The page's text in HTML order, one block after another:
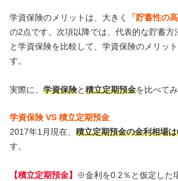
学資保険のメリットは、大きく 「貯蓄性の高
の2点です。次項以降では、代表的な貯蓄方
と学資保険を比較して、学資保険のメリッ
す。
実際に、 学資保険と積立定期預金を比べて
学資保険 VS 積立定期預金
2017年1月現在、 積立定期預金の金利相場
す。
【積立定期預金】 ※金利を0.2％と仮定した